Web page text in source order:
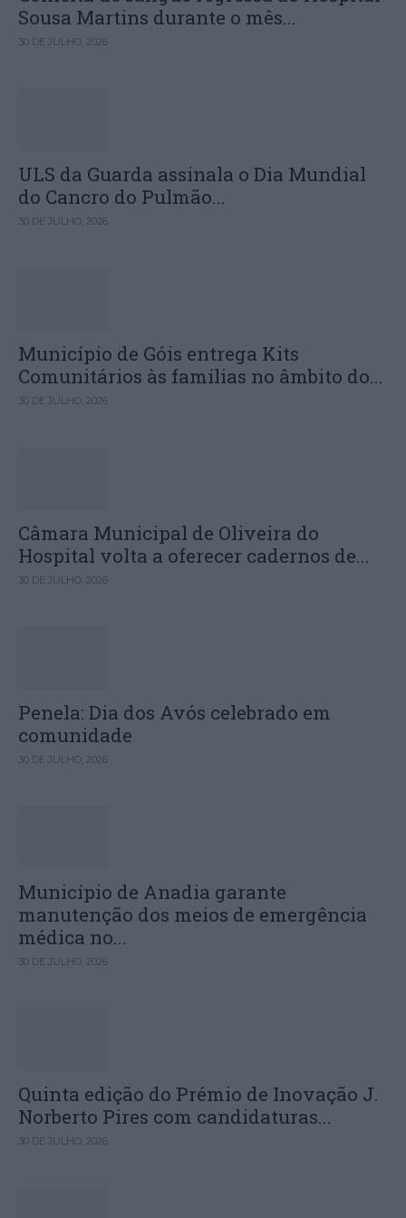
Sousa Martins durante o mês...
30 DE JULHO, 2026
ULS da Guarda assinala o Dia Mundial
do Cancro do Pulmão...
30 DE JULHO, 2026
Município de Góis entrega Kits
Comunitários às famílias no âmbito do...
30 DE JULHO, 2026
Câmara Municipal de Oliveira do
Hospital volta a oferecer cadernos de...
30 DE JULHO, 2026
Penela: Dia dos Avós celebrado em
comunidade
30 DE JULHO, 2026
Município de Anadia garante
manutenção dos meios de emergência
médica no...
30 DE JULHO, 2026
Quinta edição do Prémio de Inovação J.
Norberto Pires com candidaturas...
30 DE JULHO, 2026